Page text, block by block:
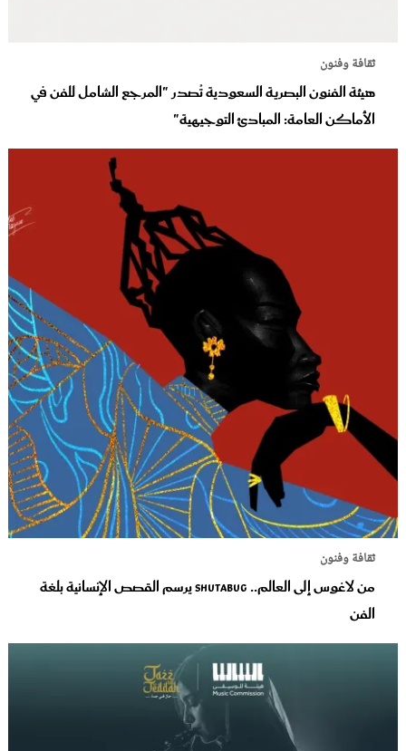
ثقافة وفنون
هيئة الفنون البصرية السعودية تُصدر "المرجع الشامل للفن في
الأماكن العامة: المبادئ التوجيهية"
ثقافة وفنون
من لاغوس إلى العالم.. Shutabug يرسم القصص الإنسانية بلغة
الفن